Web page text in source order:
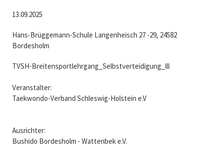
13.09.2025
Hans-Brüggemann-Schule Langenheisch 27 -29, 24582
Bordesholm
TVSH-Breitensportlehrgang_Selbstverteidigung_lll
Veranstalter:
Taekwondo-Verband Schleswig-Holstein e.V
Ausrichter:
Bushido Bordesholm - Wattenbek e.V.